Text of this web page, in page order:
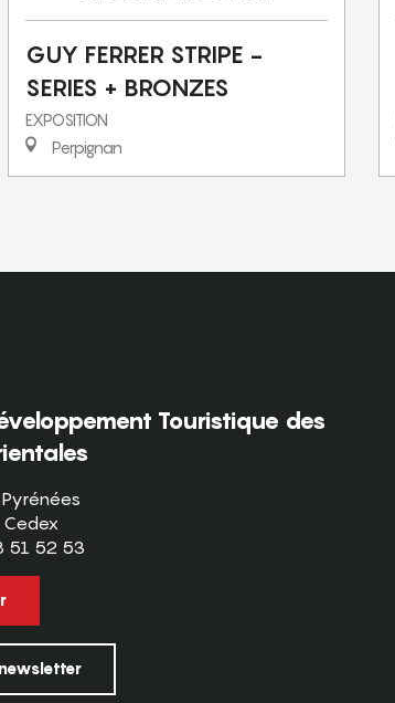
GUY FERRER STRIPE -
SERIES + BRONZES
EXPOSITION
Perpignan
Touristique des
Cedex
51 52 53